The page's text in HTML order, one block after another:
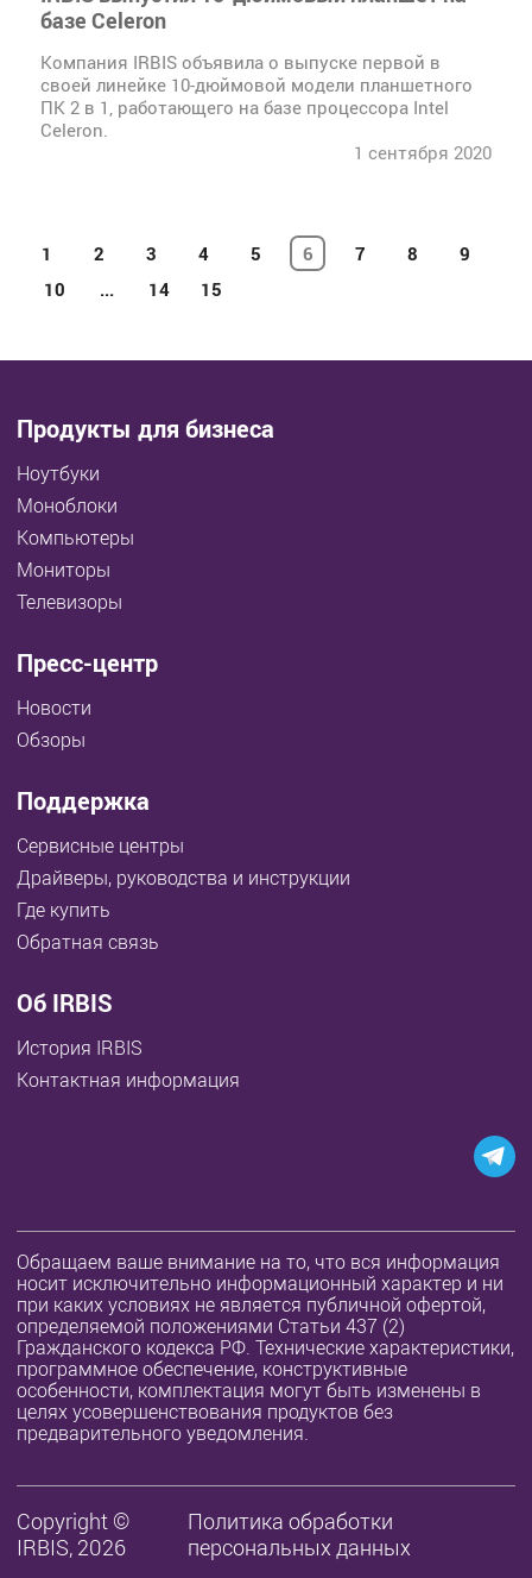
базе Celeron
Компания IRBIS объявила о выпуске первой в
своей линейке 10-дюймовой модели планшетного
ПК 2 в 1, работающего на базе процессора Intel
Celeron.
1 сентября 2020
1 2 3 4 5 6 7 8
9
10
... 14 15
Продукты для бизнеса
Ноутбуки
Моноблоки
Компьютеры
Мониторы
Телевизоры
Пресс-центр
Новости
Обзоры
Поддержка
Сервисные центры
Драйверы, руководства и инструкции
Где купить
Обратная связь
Об IRBIS
История IRBIS
Контактная информация
Обращаем ваше внимание на то, что вся информация
носит исключительно информационный характер и ни
при каких условиях не является публичной офертой,
определяемой положениями Статьи 437 (2)
Гражданского кодекса РФ. Технические характеристики,
программное обеспечение, конструктивные
особенности, комплектация могут быть изменены в
целях усовершенствования продуктов без
предварительного уведомления.
Copyright ©
IRBIS, 2026
Политика обработки
персональных данных